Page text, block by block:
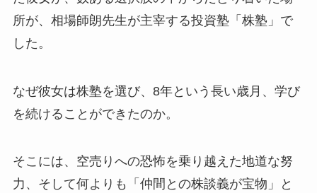
所が、相場師朗先生が主宰する投資塾「株塾」で
した。
なぜ彼女は株塾を選び、8年という長い歳月、学び
を続けることができたのか。
そこには、空売りへの恐怖を乗り越えた地道な努
力、そして何よりも「仲間との株談義が宝物」と